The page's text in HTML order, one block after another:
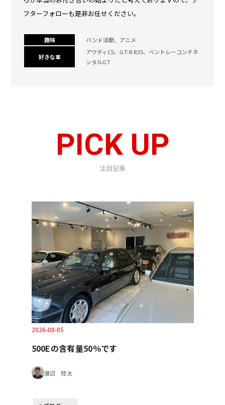
フターフォローも是非お任せください。
趣味 バンド活動、アニメ
好きな車
アウディC5、GT-R R35、ベントレーコンチネ
ンタルGT
PICK UP
注目記事
2026-08-05
500Eの含有量50％です
渡辺 陸太